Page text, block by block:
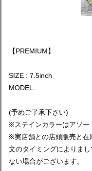
【PREMIUM】
SIZE : 7.5inch
MODEL:
(予めご了承下さい)
※ステインカラーはアソー
※実店舗との店頭販売と在
文のタイミングによりま
ない場合がございます。